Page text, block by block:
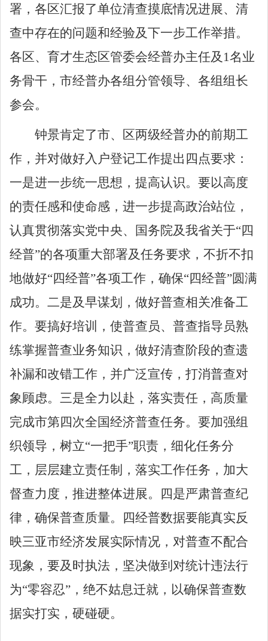
署，各区汇报了单位清查摸底情况进展、清
查中存在的问题和经验及下一步工作举措。
各区、育才生态区管委会经普办主任及 1名业
务骨干，市经普办各组分管领导、各组组长
参会。
钟景肯定了市、区两级经普办的前期工
作，并对做好入户登记工作提出四点要求：
一是进一步统一思想，提高认识。要以高度
的责任感和使命感，进一步提高政治站位，
认真贯彻落实党中央、国务院及我省关于“四
经普”的各项重大部署及任务要求，不折不扣
地做好“四经普”各项工作，确保“四经普”圆满
成功。 二是及早谋划，做好普查相关准备工
作。要搞好培训，使普查员、普查指导员熟
练掌握普查业务知识，做好清查阶段的查遗
补漏和改错工作，并广泛宣传，打消普查对
象顾虑。三是全力以赴，落实责任，高质量
完成市第四次全国经济普查任务。要加强组
织领导，树立“一把手”职责，细化任务分
工，层层建立责任制，落实工作任务，加大
督查力度，推进整体进展。四是严肃普查纪
律，确保普查质量。四经普数据要能真实反
映三亚市经济发展实际情况，对普查不配合
现象，要及时执法，坚决做到对统计违法行
为“零容忍”，绝不姑息迁就，以确保普查数
据实打实，硬碰硬。